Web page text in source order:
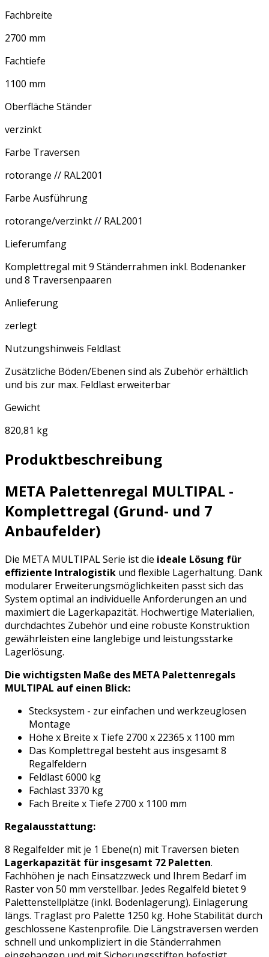
Fachbreite
2700 mm
Fachtiefe
1100 mm
Oberfläche Ständer
verzinkt
Farbe Traversen
rotorange // RAL2001
Farbe Ausführung
rotorange/verzinkt // RAL2001
Lieferumfang
Komplettregal mit 9 Ständerrahmen inkl. Bodenanker
und 8 Traversenpaaren
Anlieferung
zerlegt
Nutzungshinweis Feldlast
Zusätzliche Böden/Ebenen sind als Zubehör erhältlich
und bis zur max. Feldlast erweiterbar
Gewicht
820,81 kg
Produktbeschreibung
META Palettenregal MULTIPAL -
Komplettregal (Grund- und 7
Anbaufelder)
Die META MULTIPAL Serie ist die ideale Lösung für
effiziente Intralogistik und flexible Lagerhaltung. Dank
modularer Erweiterungsmöglichkeiten passt sich das
System optimal an individuelle Anforderungen an und
maximiert die Lagerkapazität. Hochwertige Materialien,
durchdachtes Zubehör und eine robuste Konstruktion
gewährleisten eine langlebige und leistungsstarke
Lagerlösung.
Die wichtigsten Maße des META Palettenregals
MULTIPAL auf einen Blick:
Stecksystem - zur einfachen und werkzeuglosen
Montage
Höhe x Breite x Tiefe 2700 x 22365 x 1100 mm
Das Komplettregal besteht aus insgesamt 8
Regalfeldern
Feldlast 6000 kg
Fachlast 3370 kg
Fach Breite x Tiefe 2700 x 1100 mm
Regalausstattung:
8 Regalfelder mit je 1 Ebene(n) mit Traversen bieten
Lagerkapazität für insgesamt 72 Paletten.
Fachhöhen je nach Einsatzzweck und Ihrem Bedarf im
Raster von 50 mm verstellbar. Jedes Regalfeld bietet 9
Palettenstellplätze (inkl. Bodenlagerung). Einlagerung
längs. Traglast pro Palette 1250 kg. Hohe Stabilität durch
geschlossene Kastenprofile. Die Längstraversen werden
schnell und unkompliziert in die Ständerrahmen